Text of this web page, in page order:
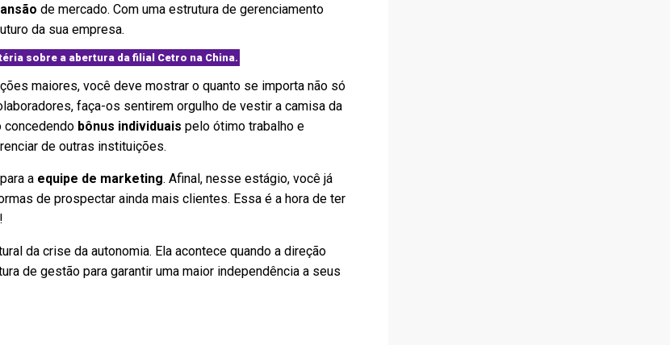
de mercado. Com uma estrutura de gerenciamento
da sua empresa.
sobre a abertura da filial Cetro na China.
maiores, você deve mostrar o quanto se importa não só
faça-os sentirem orgulho de vestir a camisa da
concedendo bônus individuais pelo ótimo trabalho e
de outras instituições.
para a equipe de marketing. Afinal, nesse estágio, você já
de prospectar ainda mais clientes. Essa é a hora de ter
!
da crise da autonomia. Ela acontece quando a direção
de gestão para garantir uma maior independência a seus